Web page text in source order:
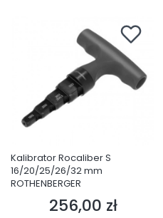
Kalibrator Rocaliber S
16/20/25/26/32 mm
ROTHENBERGER
Cena
256,00 zł